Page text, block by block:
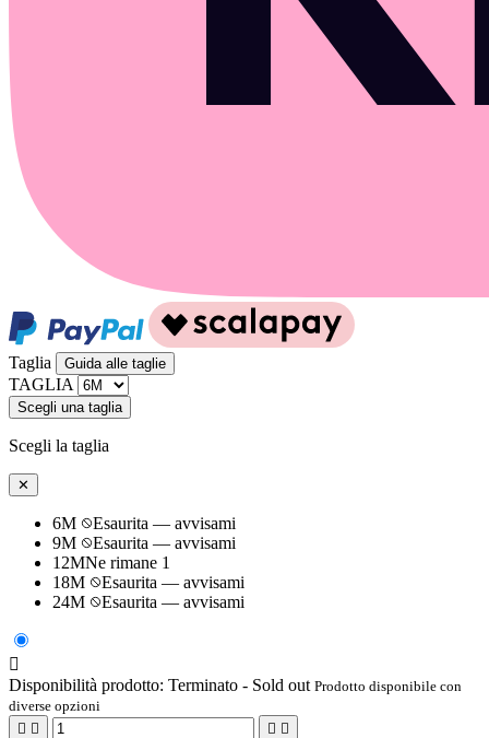
Taglia Guida alle taglie
TAGLIA
Scegli una taglia
Scegli la taglia
✕
6M
Esaurita — avvisami
9M
Esaurita — avvisami
12MNe rimane 1
18M
Esaurita — avvisami
24M
Esaurita — avvisami

Disponibilità prodotto: Terminato - Sold out Prodotto disponibile con
diverse opzioni
   